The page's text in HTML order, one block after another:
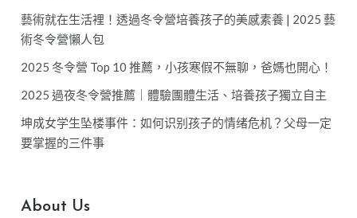
藝術就在生活裡！透過冬令營培養孩子的美感素養 | 2025 藝
術冬令營懶人包
2025 冬令營 Top 10 推薦，小孩寒假不無聊，爸媽也開心！
2025 過夜冬令營推薦｜體驗團體生活、培養孩子獨立自主
坤成女学生坠楼事件：如何识别孩子的情绪危机？父母一定
要掌握的三件事
About Us